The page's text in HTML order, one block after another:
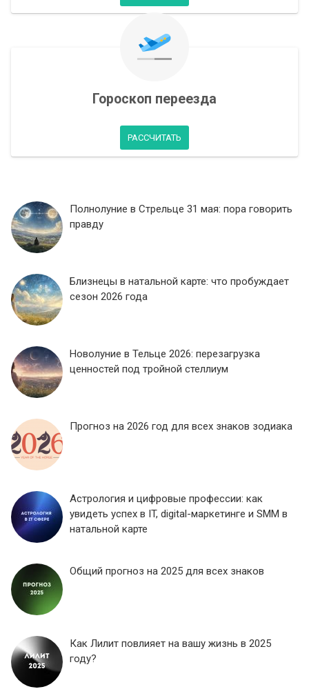
Гороскоп переезда
РАССЧИТАТЬ
Полнолуние в Стрельце 31 мая: пора говорить
правду
Близнецы в натальной карте: что пробуждает
сезон 2026 года
Новолуние в Тельце 2026: перезагрузка
ценностей под тройной стеллиум
Прогноз на 2026 год для всех знаков зодиака
Астрология и цифровые профессии: как
увидеть успех в IT, digital-маркетинге и SMM в
натальной карте
Общий прогноз на 2025 для всех знаков
Как Лилит повлияет на вашу жизнь в 2025
году?